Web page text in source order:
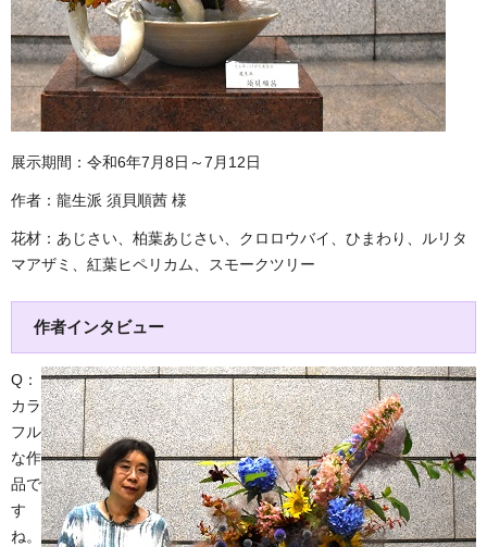
展示期間：令和6年7月8日～7月12日
作者：龍生派 須貝順茜 様
花材：あじさい、柏葉あじさい、クロロウバイ、ひまわり、ルリタ
マアザミ、紅葉ヒペリカム、スモークツリー
作者インタビュー
Q：
カラ
フル
な作
品で
す
ね。